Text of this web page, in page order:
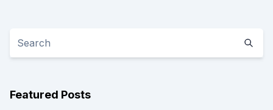
Featured Posts